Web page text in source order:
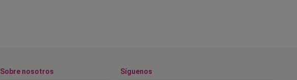
Sobre nosotros Síguenos